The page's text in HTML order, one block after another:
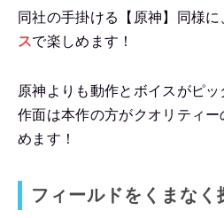
同社の手掛ける【原神】同様
スで楽しめます！
原神よりも動作とボイスがピ
作面は本作の方がクオリティ
めます！
フィールドをくまなく